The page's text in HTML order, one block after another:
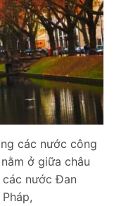
các nước công
ở giữa châu
nước Đan